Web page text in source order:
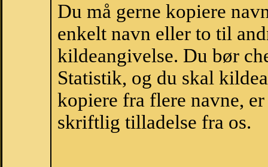
Du må gerne kopiere
enkelt navn eller to til
kildeangivelse. Du bør
Statistik, og du skal
kopiere fra flere navne,
skriftlig tilladelse fra os.